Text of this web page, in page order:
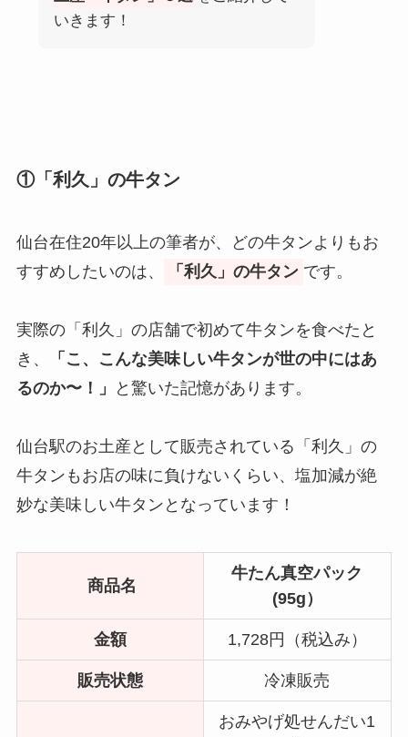
いきます！
①「利久」の牛タン
仙台在住20年以上の筆者が、どの牛タンよりもお
すすめしたいのは、
「利久」の牛タン です。
実際の「利久」の店舗で初めて牛タンを食べたと
き、
「こ、こんな美味しい牛タンが世の中にはあ
るのか〜！」
と驚いた記憶があります。
仙台駅のお土産として販売されている「利久」の
牛タンもお店の味に負けないくらい、塩加減が絶
妙な美味しい牛タンとなっています！
商品名
牛たん真空パック
(95g）
金額 1,728円（税込み）
販売状態 冷凍販売
おみやげ処せんだい1